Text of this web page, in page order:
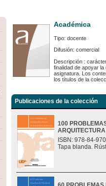
Académica
Tipo: docente
Difusión: comercial
Descripción :
finalidad de apoyar
asignatura. Los
los títulos de la
Publicaciones de la colección
100
ISBN: 978-84-
Tapa blanda.